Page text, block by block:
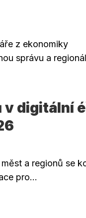
z ekonomiky
správu a
v digitální
a regionů se
pro...